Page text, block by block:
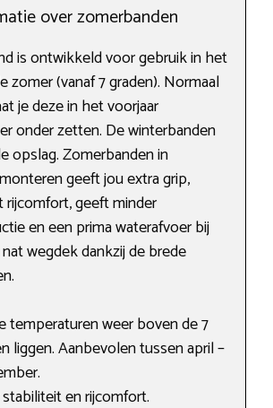
over zomerbanden
is ontwikkeld voor gebruik in het
zomer (vanaf 7 graden). Normaal
je deze in het voorjaar
onder zetten. De winterbanden
opslag. Zomerbanden in
geeft jou extra grip,
geeft minder
en een prima waterafvoer bij
wegdek dankzij de brede
temperaturen weer boven de 7
liggen. Aanbevolen tussen april –
en rijcomfort.